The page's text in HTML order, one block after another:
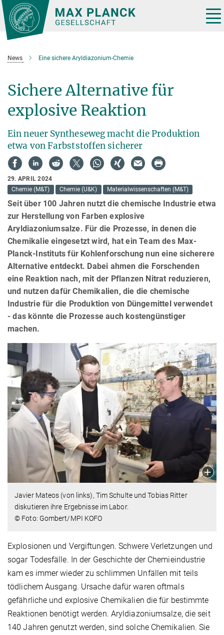
Hauptinhalt
News Eine sichere Aryldiazonium-Chemie
Sichere Alternative für
explosive Reaktion
Ein neuer Syntheseweg macht die Produktion
etwa von Farbststoffen sicherer
29. APRIL 2024
Chemie (M&T)
Chemie (U&K) Materialwissenschaften (M&T)
Seit über 100 Jahren nutzt die chemische Industrie etwa
zur Herstellung von Farben explosive
Aryldiazoniumsalze. Für die Prozesse, in denen die
Chemikalie eingesetzt wird, hat ein Team des Max-
Planck-Instituts für Kohlenforschung nun eine sicherere
Alternative entdeckt. Dabei ahmen die Forschenden
eine Reaktion nach, mit der Pflanzen Nitrat reduzieren,
und nutzen dafür Chemikalien, die die chemische
Industrie für die Produktion von Düngemittel verwendet
- das könnte die Prozesse auch kostengünstiger
machen.
Javier Mateos (von links), Tim Schulte und Tobias Ritter
diskutieren ihre Ergebnisse im Labor.
© Foto: Gombert/MPI KOFO
Explosionen und Vergiftungen. Schwere Verletzungen und
sogar Todesfälle. In der Geschichte der Chemieindustrie
kam es immer wieder zu schlimmen Unfällen mit teils
tödlichem Ausgang. Ursache dafür waren oftmals
gefährliche und explosive Chemikalien die für bestimmte
Reaktionen benötigt werden. Aryldiazoniumsalze, die seit
140 Jahren genutzt werden, sind solche Chemikalien. Sie